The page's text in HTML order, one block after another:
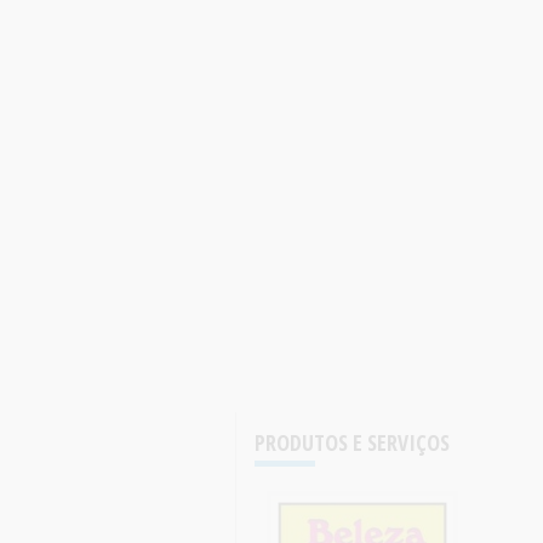
PRODUTOS E SERVIÇOS